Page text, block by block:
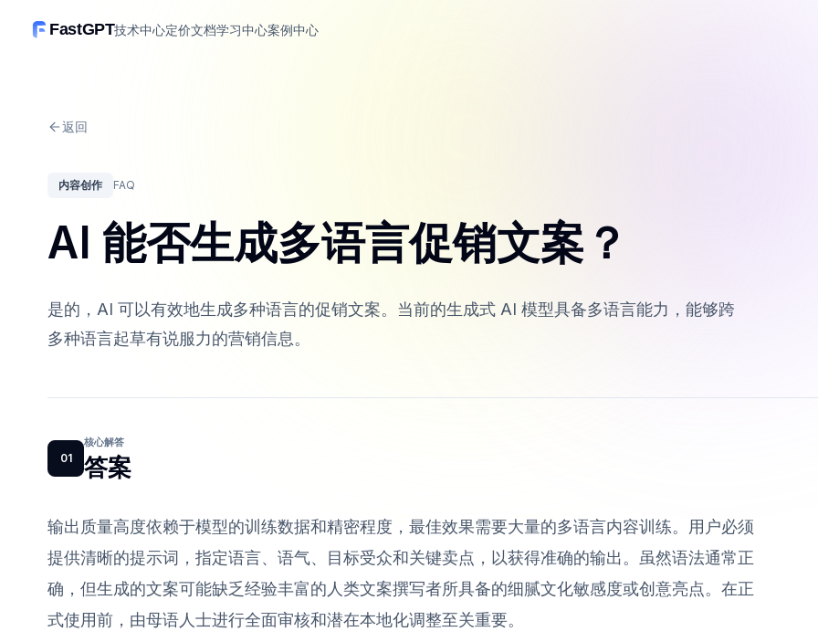
FastGPT技术中心定价文档学习中心案例中心
返回
内容创作 FAQ
AI 能否生成多语言促销文案？
是的，AI 可以有效地生成多种语言的促销文案。当前的生成式 AI 模型具备多语言能力，能够跨
多种语言起草有说服力的营销信息。
01
核心解答
答案
输出质量高度依赖于模型的训练数据和精密程度，最佳效果需要大量的多语言内容训练。用户必须
提供清晰的提示词，指定语言、语气、目标受众和关键卖点，以获得准确的输出。虽然语法通常正
确，但生成的文案可能缺乏经验丰富的人类文案撰写者所具备的细腻文化敏感度或创意亮点。在正
式使用前，由母语人士进行全面审核和潜在本地化调整至关重要。